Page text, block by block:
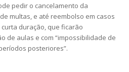
pedir o cancelamento da
multas, e até reembolso em casos
duração, que ficarão
de aulas e com “impossibilidade de
posteriores”.